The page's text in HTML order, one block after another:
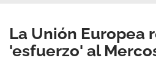
La Unión Europea
'esfuerzo' al